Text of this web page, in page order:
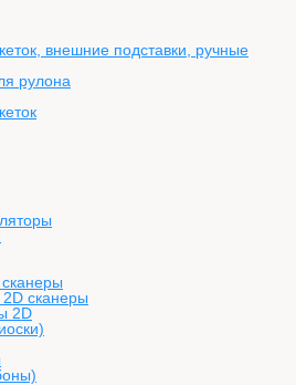
внешние подставки, ручные
рулона
сканеры
2D